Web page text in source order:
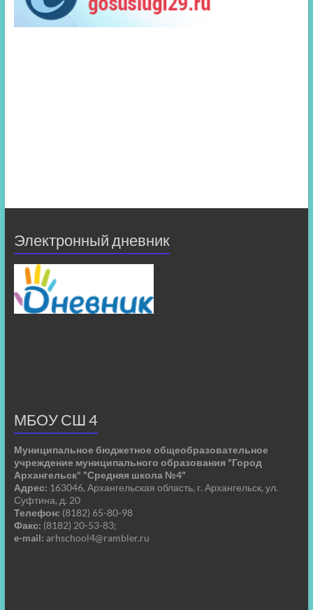
Электронный дневник
МБОУ СШ 4
Муниципальное бюджетное общеобразовательное
учреждение муниципального образования "Город
Архангельск" "Средняя школа №4"
Адрес: 163046, Архангельская область, г. Архангельск, ул.
Суфтина, д. 20
Телефон: (8182) 65-80-98
Факс: (8182) 20-53-83;
e-mail: arhschool4@rambler.ru